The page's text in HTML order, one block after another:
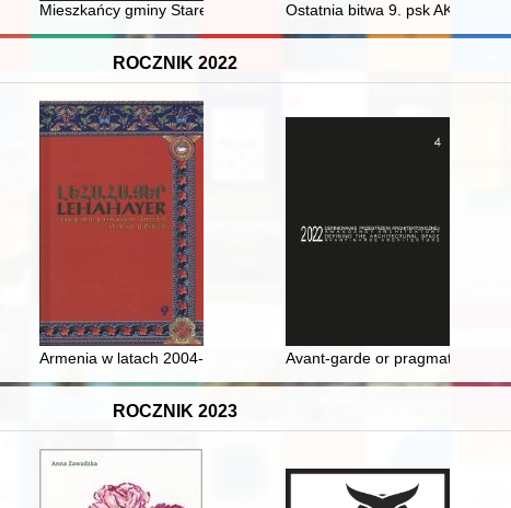
i problem tzw. reakcji pogańskiej okiem archeologa = “The crisis of
Mieszkańcy gminy Stare Pole w fotografii czarno-białej
Ostatnia bitwa 9. psk AK
ROCZNIK 2022
społeczno-gospodarczych epoki
ss. Dominikanek pw. Niepokalanego Poczęcia NMP w
Armenia w latach 2004-2009 z perspektywy polskiego ambasadora
Avant-garde or pragmatism?
ROCZNIK 2023